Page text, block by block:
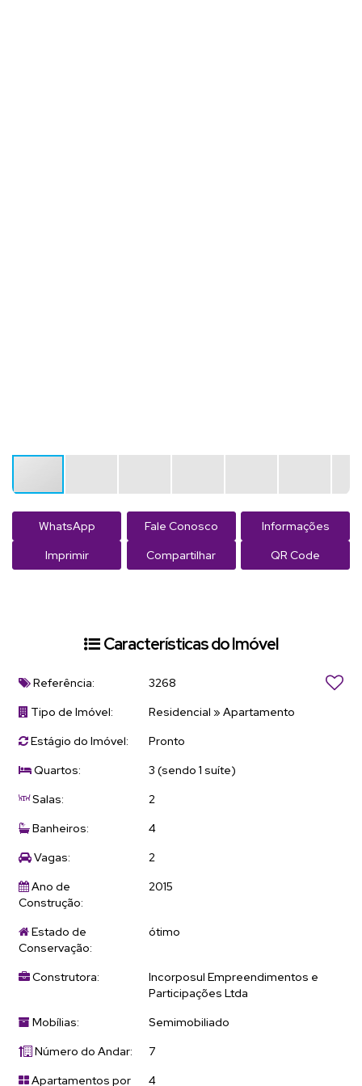
WhatsApp Fale Conosco
Informações
Imprimir
Compartilhar QR Code
Características do Imóvel
Referência:
3268
Tipo de Imóvel:
Residencial » Apartamento
Estágio do Imóvel:
Pronto
Quartos:
3 (sendo 1 suíte)
Salas:
2
Banheiros:
4
Vagas:
2
Ano de
Construção:
2015
Estado de
Conservação:
ótimo
Construtora:
Incorposul Empreendimentos e
Participações Ltda
Mobílias:
Semimobiliado
Número do Andar:
7
Apartamentos por
4